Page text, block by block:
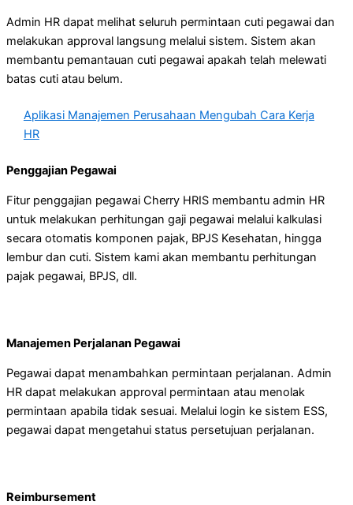
Admin HR dapat melihat seluruh permintaan cuti pegawai dan
melakukan approval langsung melalui sistem. Sistem akan
membantu pemantauan cuti pegawai apakah telah melewati
batas cuti atau belum.
Aplikasi Manajemen Perusahaan Mengubah Cara Kerja
HR
Penggajian Pegawai
Fitur penggajian pegawai Cherry HRIS membantu admin HR
untuk melakukan perhitungan gaji pegawai melalui kalkulasi
secara otomatis komponen pajak, BPJS Kesehatan, hingga
lembur dan cuti. Sistem kami akan membantu perhitungan
pajak pegawai, BPJS, dll.
Manajemen Perjalanan Pegawai
Pegawai dapat menambahkan permintaan perjalanan. Admin
HR dapat melakukan approval permintaan atau menolak
permintaan apabila tidak sesuai. Melalui login ke sistem ESS,
pegawai dapat mengetahui status persetujuan perjalanan.
Reimbursement